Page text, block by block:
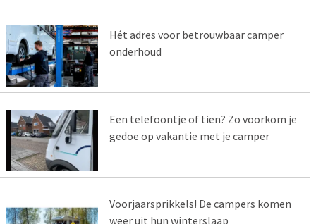
Hét adres voor betrouwbaar camper
onderhoud
Een telefoontje of tien? Zo voorkom je
gedoe op vakantie met je camper
Voorjaarsprikkels! De campers komen
weer uit hun winterslaap